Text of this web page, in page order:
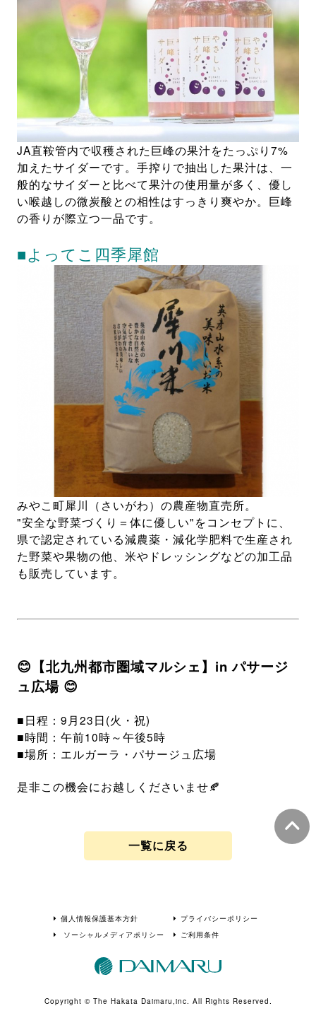
JA直鞍管内で収穫された巨峰の果汁をたっぷり7%
加えたサイダーです。手搾りで抽出した果汁は、一
般的なサイダーと比べて果汁の使用量が多く、優し
い喉越しの微炭酸との相性はすっきり爽やか。巨峰
の香りが際立つ一品です。
■よってこ四季犀館
みやこ町犀川（さいがわ）の農産物直売所。
"安全な野菜づくり＝体に優しい"をコンセプトに、
県で認定されている減農薬・減化学肥料で生産され
た野菜や果物の他、米やドレッシングなどの加工品
も販売しています。
😊【北九州都市圏域マルシェ】in パサージ
ュ広場 😊
■日程：9月23日(火・祝)
■時間：午前10時～午後5時
■場所：エルガーラ・パサージュ広場
是非この機会にお越しくださいませ🍂
一覧に戻る
個人情報保護基本方針
プライバシーポリシー
ソーシャルメディアポリシー
ご利用条件
Copyright © The Hakata Daimaru,inc. All Rights Reserved.